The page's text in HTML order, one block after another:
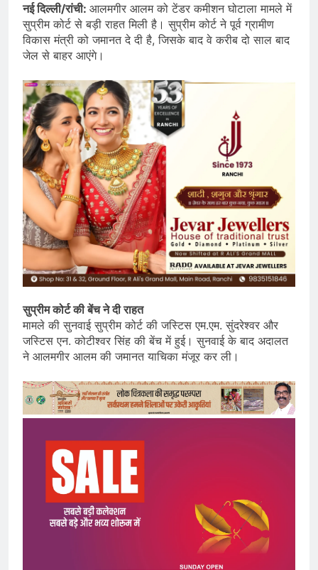
नई दिल्ली/रांची: आलमगीर आलम को टेंडर कमीशन घोटाला मामले में
सुप्रीम कोर्ट से बड़ी राहत मिली है। सुप्रीम कोर्ट ने पूर्व ग्रामीण
विकास मंत्री को जमानत दे दी है, जिसके बाद वे करीब दो साल बाद
जेल से बाहर आएंगे।
सुप्रीम कोर्ट की बेंच ने दी राहत
मामले की सुनवाई सुप्रीम कोर्ट की जस्टिस एम.एम. सुंदरेश्वर और
जस्टिस एन. कोटीश्वर सिंह की बेंच में हुई। सुनवाई के बाद अदालत
ने आलमगीर आलम की जमानत याचिका मंजूर कर ली।